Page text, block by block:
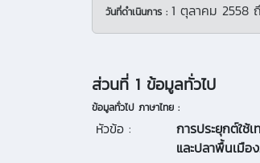
วันที่ดำเนินการ : 1 ตุลาคม 2558
ส่วนที่ 1 ข้อมูลทั่วไป
ข้อมูลทั่วไป ภาษาไทย :
หัวข้อ :
การประยุกต์ใช้
และปลาพื้นเมือ